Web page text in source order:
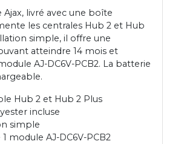
Ajax, livré avec une boîte
les centrales Hub 2 et Hub
simple, il offre une
atteindre 14 mois et
AJ-DC6V-PCB2. La batterie
Hub 2 et Hub 2 Plus
incluse
simple
1 module AJ-DC6V-PCB2